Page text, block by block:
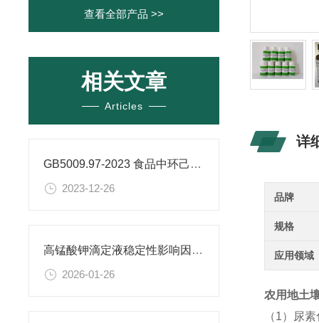
查看全部产品 >>
相关文章
Articles
GB5009.97-2023 食品中环己基氨基磺酸盐的测定标准
2023-12-26
高锰酸钾滴定液稳定性影响因素及保存期限研究
2026-01-26
详
品牌
规格
应用领域
农用地土
（1）